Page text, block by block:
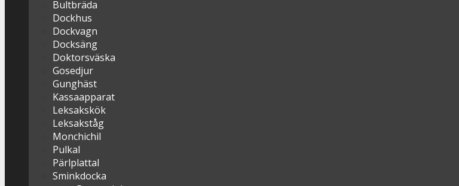
Bultbräda
Dockhus
Dockvagn
Docksäng
Doktorsväska
Gosedjur
Gunghäst
Kassaapparat
Leksakskök
Leksakståg
Monchichil
Pulkal
Pärlplattal
Sminkdocka